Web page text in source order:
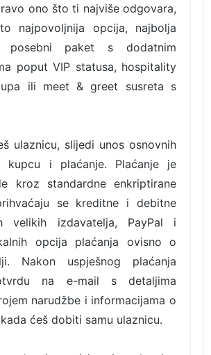
ono što ti najviše odgovara,
najpovoljnija opcija, najbolja
posebni paket s dodatnim
poput VIP statusa, hospitality
ili meet & greet susreta s
ulaznicu, slijedi unos osnovnih
kupcu i plaćanje. Plaćanje je
kroz standardne enkriptirane
se kreditne i debitne
velikih izdavatelja, PayPal i
opcija plaćanja ovisno o
Nakon uspješnog plaćanja
na e-mail s detaljima
narudžbe i informacijama o
ćeš dobiti samu ulaznicu.